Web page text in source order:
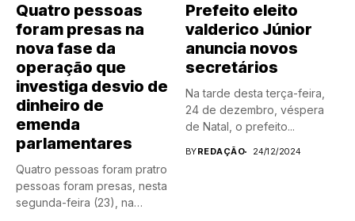
Quatro pessoas
foram presas na
nova fase da
operação que
investiga desvio de
dinheiro de
emenda
parlamentares
Quatro pessoas foram pratro
pessoas foram presas, nesta
segunda-feira (23), na
Prefeito eleito
valderico Júnior
anuncia novos
secretários
Na tarde desta terça-feira,
24 de dezembro, véspera
de Natal, o prefeito...
BYREDAÇÃO 24/12/2024